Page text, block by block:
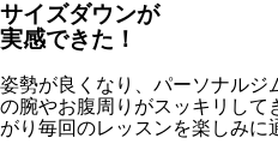
サイズダウンが
実感できた！
姿勢が良くなり、パーソナルジ
の腕やお腹周りがスッキリして
がり毎回のレッスンを楽しみに